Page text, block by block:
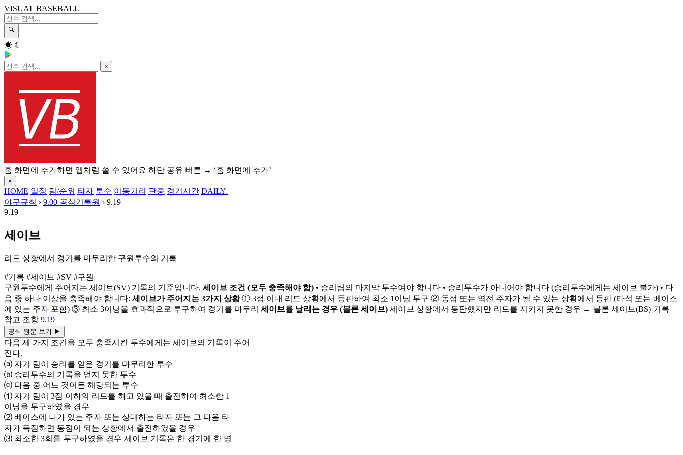
VISUAL BASEBALL
🔍
☀ ☾
×
홈 화면에 추가하면 앱처럼 쓸 수 있어요 하단 공유 버튼 → ‘홈 화면에 추가’
×
HOME 일정 팀/순위 타자 투수 이동거리 관중 경기시간 DAILY.
야구규칙 › 9.00 공식기록원 › 9.19
9.19
세이브
리드 상황에서 경기를 마무리한 구원투수의 기록
#기록 #세이브 #SV #구원
구원투수에게 주어지는 세이브(SV) 기록의 기준입니다. 세이브 조건 (모두 충족해야 함) • 승리팀의 마지막 투수여야 합니다 • 승리투수가 아니어야 합니다 (승리투수에게는 세이브 불가) • 다
음 중 하나 이상을 충족해야 합니다: 세이브가 주어지는 3가지 상황① 3점 이내 리드 상황에서 등판하여 최소 1이닝 투구 ② 동점 또는 역전 주자가 될 수 있는 상황에서 등판 (타석 또는 베이스
에 있는 주자 포함) ③ 최소 3이닝을 효과적으로 투구하여 경기를 마무리 세이브를 날리는 경우 (블론 세이브) 세이브 상황에서 등판했지만 리드를 지키지 못한 경우 → 블론 세이브(BS) 기록
참고 조항 9.19
공식 원문 보기 ▶
다음 세 가지 조건을 모두 충족시킨 투수에게는 세이브의 기록이 주어
진다.
⒜ 자기 팀이 승리를 얻은 경기를 마무리한 투수
⒝ 승리투수의 기록을 얻지 못한 투수
⒞ 다음 중 어느 것이든 해당되는 투수
⑴ 자기 팀이 3점 이하의 리드를 하고 있을 때 출전하여 최소한 1
이닝을 투구하였을 경우
⑵ 베이스에 나가 있는 주자 또는 상대하는 타자 또는 그 다음 타
자가 득점하면 동점이 되는 상황에서 출전하였을 경우
⑶ 최소한 3회를 투구하였을 경우 세이브 기록은 한 경기에 한 명